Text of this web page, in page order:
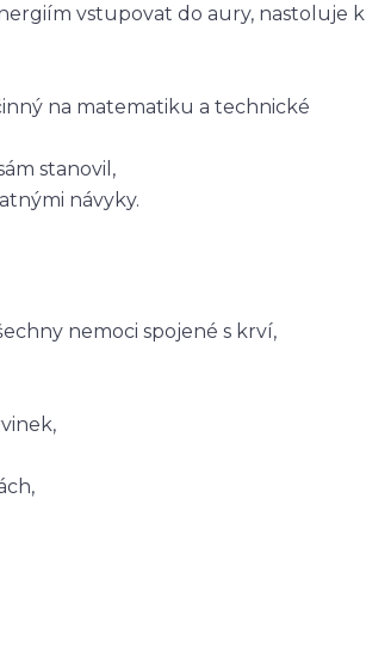
vstupovat do aury, nastoluje
na matematiku a technické
stanovil,
návyky.
nemoci spojené s krví,